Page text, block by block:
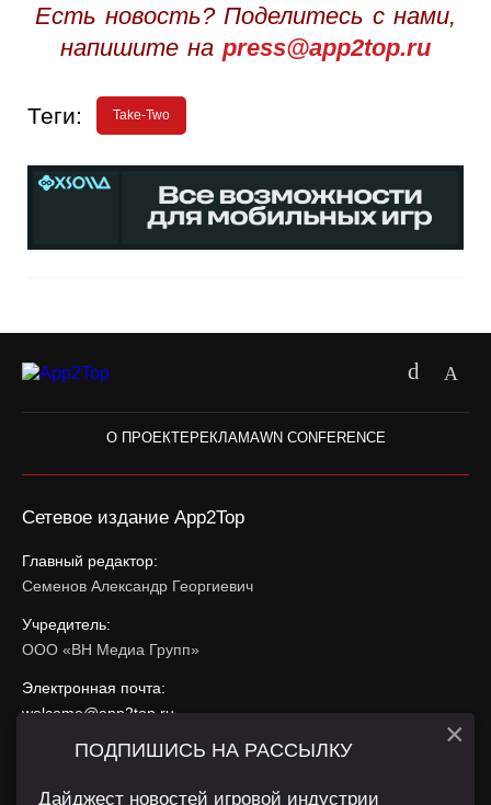
Есть новость? Поделитесь с нами,
напишите на press@app2top.ru
Теги: Take-Two
О ПРОЕКТЕРЕКЛАМАWN CONFERENCE
Сетевое издание App2Top
Главный редактор:
Семенов Александр Георгиевич
Учредитель:
ООО «ВН Медиа Групп»
Электронная почта:
welcome@app2top.ru
При использовании материалов активная ссылка на
ПОДПИШИСЬ НА РАССЫЛКУ
Дайджест новостей игровой индустрии
×